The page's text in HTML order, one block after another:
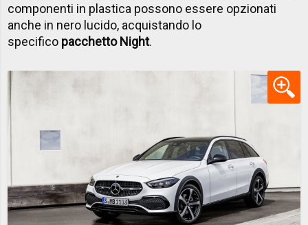
componenti in plastica possono essere opzionati
anche in nero lucido, acquistando lo
specifico pacchetto Night.